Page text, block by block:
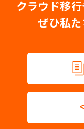
クラウド移行
ぜひ私た